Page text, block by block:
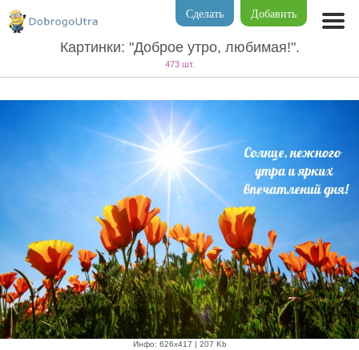
Добавить
Сделать
Картинки: "Доброе утро, любимая!".
473 шт.
Инфо: 626х417 | 207 Kb